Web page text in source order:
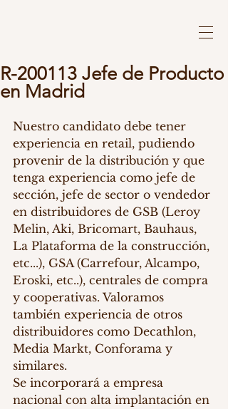
R-200113 Jefe de Producto
en Madrid
Nuestro candidato debe tener
experiencia en retail, pudiendo
provenir de la distribución y que
tenga experiencia como jefe de
sección, jefe de sector o vendedor
en distribuidores de GSB (Leroy
Melin, Aki, Bricomart, Bauhaus,
La Plataforma de la construcción,
etc...), GSA (Carrefour, Alcampo,
Eroski, etc..), centrales de compra
y cooperativas. Valoramos
también experiencia de otros
distribuidores como Decathlon,
Media Markt, Conforama y
similares.
Se incorporará a empresa
nacional con alta implantación en